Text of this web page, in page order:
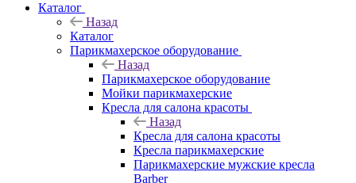
Каталог
Назад
Каталог
Парикмахерское оборудование
Назад
Парикмахерское оборудование
Мойки парикмахерские
Кресла для салона красоты
Назад
Кресла для салона красоты
Кресла парикмахерские
Парикмахерские мужские кресла
Barber